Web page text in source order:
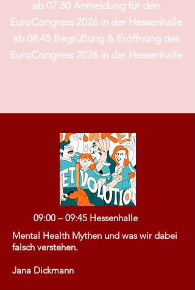
ab 07:30 Anmeldung für den
EuroCongress 2026 in der Hessenhalle
ab 08:45 Begrüßung & Eröffnung des
EuroCongress 2026 in der Hessenhalle
09:00 – 09:45 Hessenhalle
Mental Health Mythen und was wir dabei
falsch verstehen.
Jana Dickmann